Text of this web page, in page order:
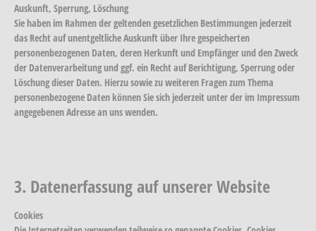
Auskunft, Sperrung, Löschung
Sie haben im Rahmen der geltenden gesetzlichen Bestimmungen jederzeit
das Recht auf unentgeltliche Auskunft über Ihre gespeicherten
personenbezogenen Daten, deren Herkunft und Empfänger und den Zweck
der Datenverarbeitung und ggf. ein Recht auf Berichtigung, Sperrung oder
Löschung dieser Daten. Hierzu sowie zu weiteren Fragen zum Thema
personenbezogene Daten können Sie sich jederzeit unter der im Impressum
angegebenen Adresse an uns wenden.
3. Datenerfassung auf unserer Website
Cookies